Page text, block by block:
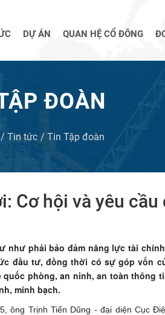
DỰ ÁN QUAN HỆ CỔ ĐÔNG
ĐOÀN
Tin tức Tin Tập đoàn
Cơ hội và yêu cầu
như phải bảo đảm năng lực tài
đầu tư, đồng thời có sự góp vốn
phòng, an ninh, an toàn thông
minh bạch.
ông Trịnh Tiến Dũng - đại diện Cục